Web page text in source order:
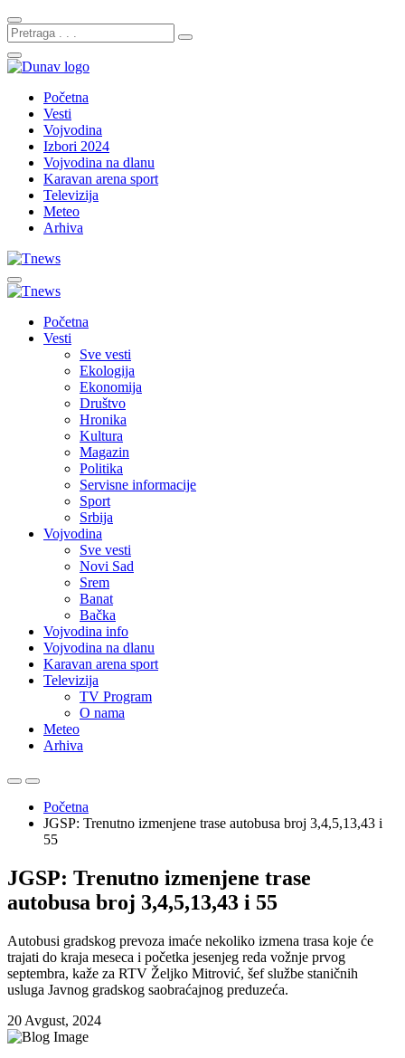
Početna
Vesti
Vojvodina
Izbori 2024
Vojvodina na dlanu
Karavan arena sport
Televizija
Meteo
Arhiva
Početna
Vesti
Sve vesti
Ekologija
Ekonomija
Društvo
Hronika
Kultura
Magazin
Politika
Servisne informacije
Sport
Srbija
Vojvodina
Sve vesti
Novi Sad
Srem
Banat
Bačka
Vojvodina info
Vojvodina na dlanu
Karavan arena sport
Televizija
TV Program
O nama
Meteo
Arhiva
Početna
JGSP: Trenutno izmenjene trase autobusa broj 3,4,5,13,43 i
55
JGSP: Trenutno izmenjene trase
autobusa broj 3,4,5,13,43 i 55
Autobusi gradskog prevoza imaće nekoliko izmena trasa koje će
trajati do kraja meseca i početka jesenjeg reda vožnje prvog
septembra, kaže za RTV Željko Mitrović, šef službe staničnih
usluga Javnog gradskog saobraćajnog preduzeća.
20 Avgust, 2024